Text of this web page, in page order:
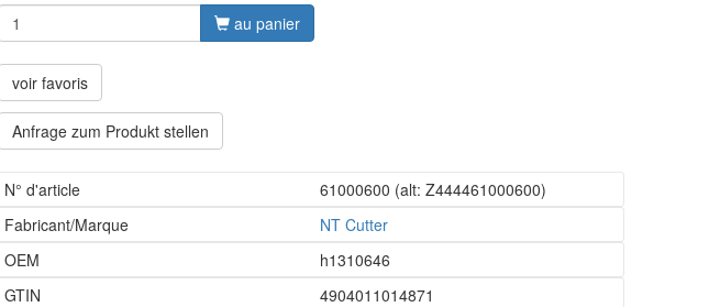
au panier
voir favoris
Anfrage zum Produkt stellen
N° d'article 61000600 (alt: Z444461000600)
Fabricant/Marque
NT Cutter
OEM
h1310646
GTIN
4904011014871